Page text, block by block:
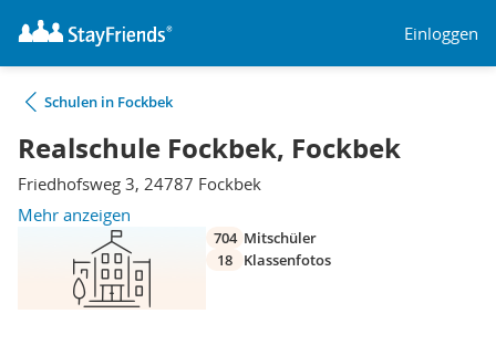
Einloggen
Schulen in Fockbek
Realschule Fockbek, Fockbek
Friedhofsweg 3, 24787 Fockbek
Mehr anzeigen
704 Mitschüler
18
Klassenfotos